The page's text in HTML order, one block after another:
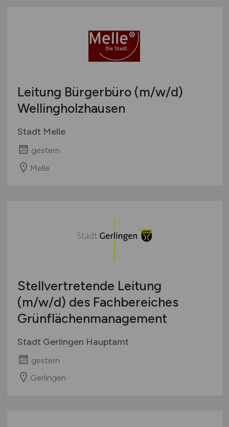
Leitung Bürgerbüro (m/w/d)
Wellingholzhausen
Stadt Melle
gestern
Melle
Stellvertretende Leitung
(m/w/d) des Fachbereiches
Grünflächenmanagement
Stadt Gerlingen Hauptamt
gestern
Gerlingen